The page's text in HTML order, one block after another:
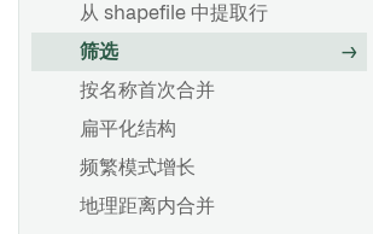
用户归属的 SAP 数据输出与
OAuth 2.0
故障排除参考
向市场产品添加计划 [测试版]
概述
创建连接流
Compass 文件列出器
重大更改
管道管理
添加输入采样策略
参数
搭建设置
从 shapefile 中提取行
筛选
按名称首次合并
扁平化结构
频繁模式增长
地理距离内合并